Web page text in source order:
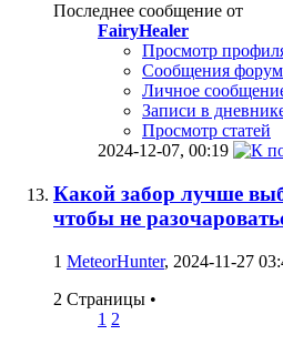
Последнее сообщение от
FairyHealer
Просмотр
Сообщения
Личное
Записи в
Просмотр статей
2024-12-07, 00:19
Какой забор лучше
чтобы не
1 MeteorHunter, 2024-11-27
2 Страницы •
1 2